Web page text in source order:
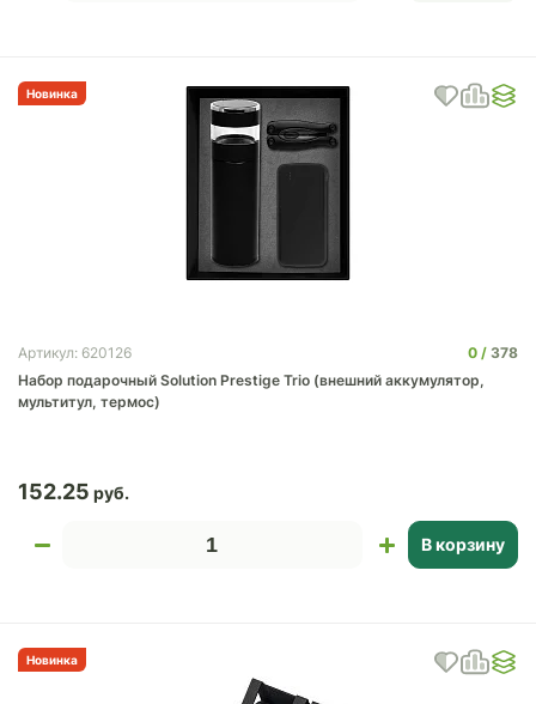
Новинка
Артикул: 620126 0
378
Набор подарочный Solution Prestige Trio (внешний аккумулятор,
мультитул, термос)
152.25
В корзину
Новинка